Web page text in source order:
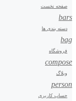
صفحه نخست
bars
دسته بندی ها
bag
فروشگاه
compose
وبلاگ
person
حساب کاربری